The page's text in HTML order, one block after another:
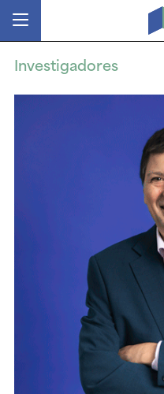
MENÚ
Investigadores